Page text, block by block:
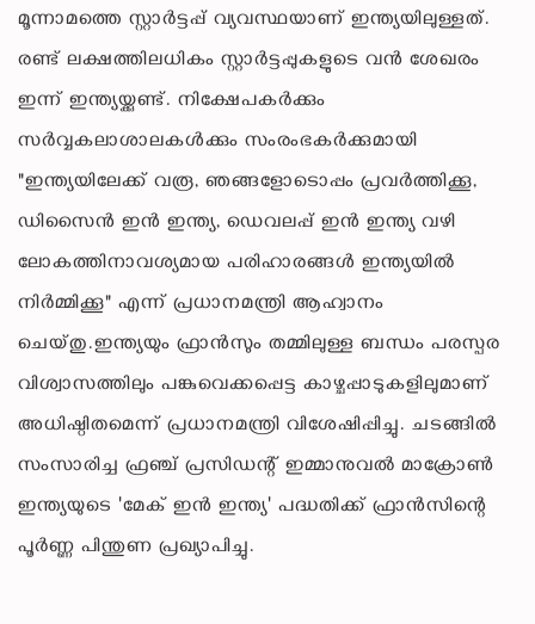
മൂന്നാമത്തെ സ്റ്റാർട്ടപ്പ് വ്യവസ്ഥയാണ് ഇന്ത്യയിലുള്ളത്.
രണ്ട് ലക്ഷത്തിലധികം സ്റ്റാർട്ടപ്പുകളുടെ വൻ ശേഖരം
ഇന്ന് ഇന്ത്യയ്ക്കുണ്ട്. നിക്ഷേപകർക്കും
സർവ്വകലാശാലകൾക്കും സംരംഭകർക്കുമായി
"ഇന്ത്യയിലേക്ക് വരൂ, ഞങ്ങളോടൊപ്പം പ്രവർത്തിക്കൂ,
ഡിസൈൻ ഇൻ ഇന്ത്യ, ഡെവലപ്പ് ഇൻ ഇന്ത്യ വഴി
ലോകത്തിനാവശ്യമായ പരിഹാരങ്ങൾ ഇന്ത്യയിൽ
നിർമ്മിക്കൂ" എന്ന് പ്രധാനമന്ത്രി ആഹ്വാനം
ചെയ്തു.ഇന്ത്യയും ഫ്രാൻസും തമ്മിലുള്ള ബന്ധം പരസ്പര
വിശ്വാസത്തിലും പങ്കുവെക്കപ്പെട്ട കാഴ്ചപ്പാടുകളിലുമാണ്
അധിഷ്ഠിതമെന്ന് പ്രധാനമന്ത്രി വിശേഷിപ്പിച്ചു. ചടങ്ങിൽ
സംസാരിച്ച ഫ്രഞ്ച് പ്രസിഡന്റ് ഇമ്മാനുവൽ മാക്രോൺ
ഇന്ത്യയുടെ 'മേക് ഇൻ ഇന്ത്യ' പദ്ധതിക്ക് ഫ്രാൻസിന്റെ
പൂർണ്ണ പിന്തുണ പ്രഖ്യാപിച്ചു.